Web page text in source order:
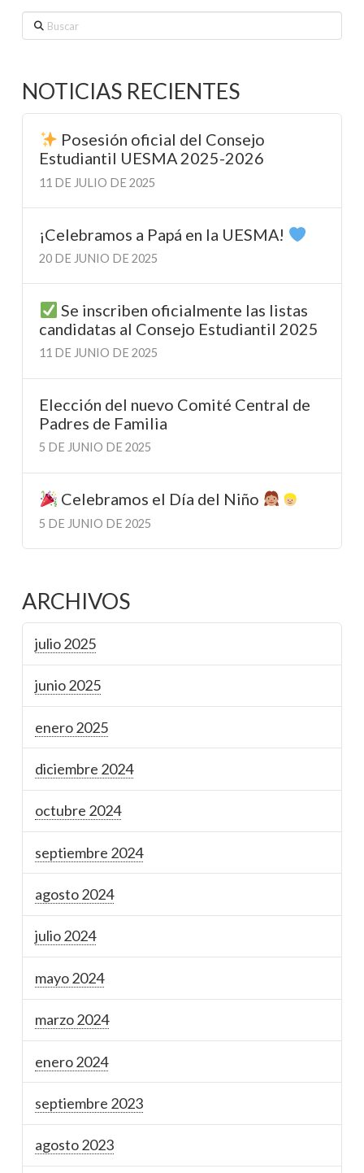
Buscar
NOTICIAS RECIENTES
Posesión oficial del Consejo
Estudiantil UESMA 2025-2026
11 DE JULIO DE 2025
¡Celebramos a Papá en la UESMA!
20 DE JUNIO DE 2025
Se inscriben oficialmente las listas
candidatas al Consejo Estudiantil 2025
11 DE JUNIO DE 2025
Elección del nuevo Comité Central de
Padres de Familia
5 DE JUNIO DE 2025
Celebramos el Día del Niño
5 DE JUNIO DE 2025
ARCHIVOS
julio 2025
junio 2025
enero 2025
diciembre 2024
octubre 2024
septiembre 2024
agosto 2024
julio 2024
mayo 2024
marzo 2024
enero 2024
septiembre 2023
agosto 2023